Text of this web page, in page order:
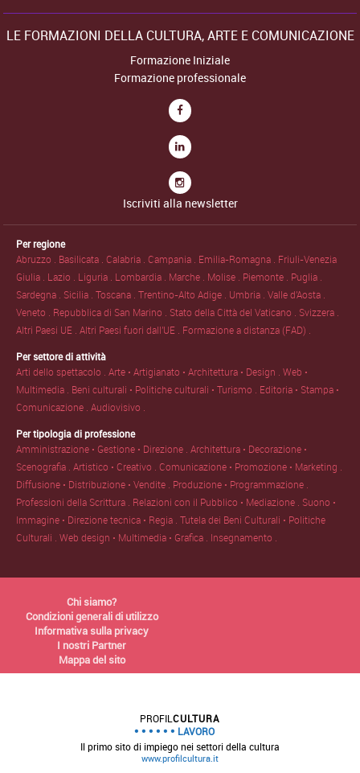
LE FORMAZIONI DELLA CULTURA, ARTE E COMUNICAZIONE
Formazione Iniziale
Formazione professionale
Iscriviti alla newsletter
Per regione
Abruzzo . Basilicata .Calabria .Campania . Emilia-Romagna . Friuli-Venezia
Giulia . Lazio . Liguria . Lombardia . Marche . Molise . Piemonte . Puglia .
Sardegna . Sicilia .Toscana .Trentino-Alto Adige . Umbria .Valle d'Aosta .
Veneto . Repubblica di San Marino . Stato della Città del Vaticano . Svizzera .
Altri Paesi UE .Altri Paesi fuori dall'UE . Formazione a distanza (FAD) .
Per settore di attività
Arti dello spettacolo .Arte • Artigianato • Architettura • Design .Web •
Multimedia . Beni culturali • Politiche culturali • Turismo . Editoria • Stampa •
Comunicazione .Audiovisivo .
Per tipologia di professione
Amministrazione • Gestione • Direzione .Architettura • Decorazione •
Scenografia .Artistico • Creativo .Comunicazione • Promozione • Marketing .
Diffusione • Distribuzione • Vendite . Produzione • Programmazione .
Professioni della Scrittura . Relazioni con il Pubblico • Mediazione . Suono •
Immagine • Direzione tecnica • Regia .Tutela dei Beni Culturali • Politiche
Culturali .Web design • Multimedia • Grafica . Insegnamento .
Chi siamo?
Condizioni generali di utilizzo
Informativa sulla privacy
I nostri Partner
Mappa del sito
PROFIL CULTURA
LAVORO
Il primo sito di impiego nei settori della cultura
www.profilcultura.it